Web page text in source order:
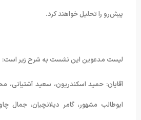
پیش‌رو را تحلیل خواهند کرد.
لیست مدعوین این نشست به شرح زیر است:
آقایان: حمید اسکندریون، سعید آشتیانی،
ابوطالب مشهور، گامر دیلانچیان، جمال